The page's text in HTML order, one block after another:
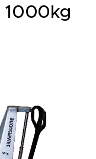
1000kg